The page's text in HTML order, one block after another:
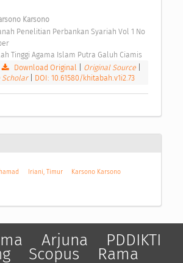
Karsono
Tinggi Agama Islam Putra Galuh Ciamis
Download Original Original Source
Scholar
DOI: 10.61580/khitabah.v1i2.73
Iriani, Timur
Karsono Karsono
Arjuna PDDIKTI
Scopus Rama